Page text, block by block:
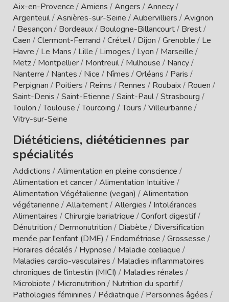
Aix-en-Provence /Amiens /Angers /Annecy/
Argenteuil/Asnières-sur-Seine /Aubervilliers /Avignon
/ Besançon / Bordeaux/ Boulogne-Billancourt/ Brest/
Caen /Clermont-Ferrand /Créteil/ Dijon /Grenoble / Le
Havre / Le Mans / Lille / Limoges / Lyon / Marseille /
Metz/ Montpellier/ Montreuil/ Mulhouse / Nancy/
Nanterre / Nantes / Nice / Nîmes /Orléans / Paris /
Perpignan / Poitiers / Reims / Rennes / Roubaix/ Rouen /
Saint-Denis /Saint-Etienne /Saint-Paul/Strasbourg /
Toulon /Toulouse /Tourcoing /Tours /Villeurbanne /
Vitry-sur-Seine
Diététiciens, diététiciennes par
spécialités
Addictions /Alimentation en pleine conscience /
Alimentation et cancer/Alimentation Intuitive /
Alimentation Végétalienne (vegan) /Alimentation
végétarienne /Allaitement/Allergies / Intolérances
Alimentaires /Chirurgie bariatrique /Confort digestif/
Dénutrition / Dermonutrition / Diabète / Diversification
menée par l'enfant (DME) / Endométriose /Grossesse /
Horaires décalés / Hypnose / Maladie cœliaque /
Maladies cardio-vasculaires / Maladies inflammatoires
chroniques de l'intestin (MICI) / Maladies rénales /
Microbiote / Micronutrition / Nutrition du sportif/
Pathologies féminines / Pédiatrique / Personnes âgées /